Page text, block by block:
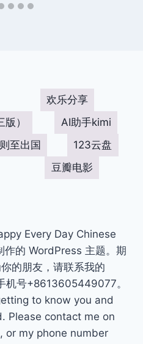
欢乐分享
）
AI助手kimi
至出国
123云盘
豆瓣电影
Every Day Chinese
作的 WordPress 主题。期
的朋友，请联系我的
机号+8613605449077。
to know you and
Please contact me on
or my phone number